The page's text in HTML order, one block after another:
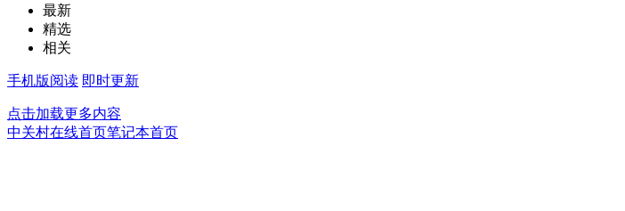
最新
精选
相关
手机版阅读 即时更新
点击加载更多内容
中关村在线首页笔记本首页